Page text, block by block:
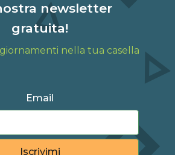
newsletter
gratuita!
nella tua casella
Email